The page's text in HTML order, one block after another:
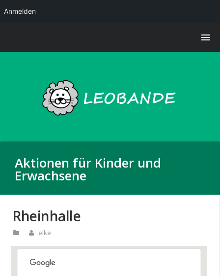
Aktionen für Kinder und
Erwachsene
Rheinhalle
elke
Anmelden